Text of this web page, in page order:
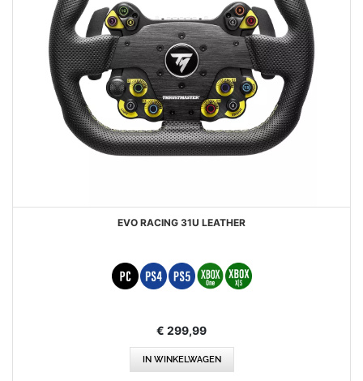
EVO RACING 31U LEATHER
€ 299,99
IN WINKELWAGEN